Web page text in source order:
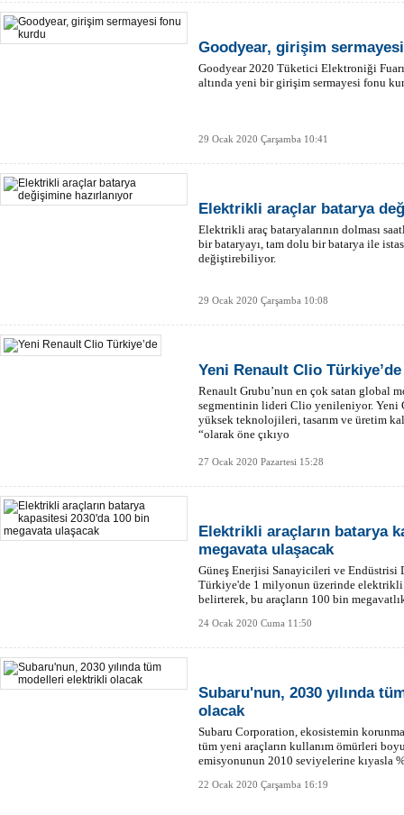
Goodyear, girişim
Goodyear 2020 Tüketici Elektroniği
altında yeni bir girişim sermayesi fonu
29 Ocak 2020 Çarşamba 10:41
Elektrikli araçlar batarya
Elektrikli araç bataryalarının dolması
bir bataryayı, tam dolu bir batarya ile
değiştirebiliyor.
29 Ocak 2020 Çarşamba 10:08
Yeni Renault Clio Türkiye’de
Renault Grubu’nun en çok satan global
segmentinin lideri Clio yenileniyor. Yeni
yüksek teknolojileri, tasarım ve üretim
“olarak öne çıkıyo
27 Ocak 2020 Pazartesi 15:28
Elektrikli araçların batarya
megavata ulaşacak
Güneş Enerjisi Sanayicileri ve Endüstrisi
Türkiye'de 1 milyonun üzerinde elektrikli
belirterek, bu araçların 100 bin
24 Ocak 2020 Cuma 11:50
Subaru'nun, 2030 yılında
olacak
Subaru Corporation, ekosistemin
tüm yeni araçların kullanım ömürleri
emisyonunun 2010 seviyelerine kıyasla
22 Ocak 2020 Çarşamba 16:19